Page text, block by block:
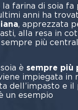
farina di soia fa
anni ha
, apprezzata
alla resa in
più
è sempre più
impiegata in
dell’impasto e il
un esempio